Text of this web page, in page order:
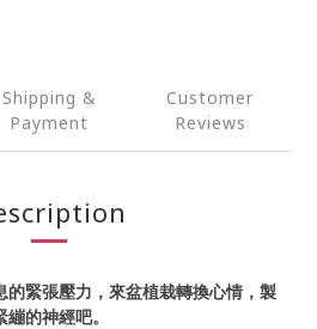
Shipping &
Payment
Customer
Reviews
緊張壓力，來盆植栽轉換心情，製
的神經吧。